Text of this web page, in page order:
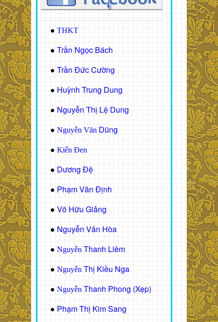
● THKT
● Trần Ngọc Bách
● Trần Đức Cường
● Huỳnh Trung Dung
● Nguyễn Thị Lệ Dung
● Nguyễn Văn Dũng
● Kiến Đen
● Dương Đệ
● Phạm Văn Định
● Võ Hữu Giảng
● Nguyễn Văn Hòa
● Nguyễn Thanh Liêm
● Nguyễn Thị Kiều Nga
● Nguyễn Thanh Phong (Xẹp)
● Phạm Thị Kim Sang